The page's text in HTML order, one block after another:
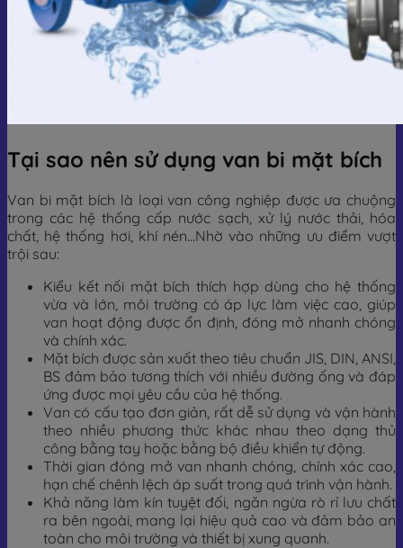
Tại sao nên sử dụng van bi mặt bích
Van bi mặt bích là loại van công nghiệp được ưa chuộng
trong các hệ thống cấp nước sạch, xử lý nước thải, hóa
chất, hệ thống hơi, khí nén…Nhờ vào những ưu điểm vượt
trội sau:
Kiểu kết nối mặt bích thích hợp dùng cho hệ thống
vừa và lớn, môi trường có áp lực làm việc cao, giúp
van hoạt động được ổn định, đóng mở nhanh chóng
và chính xác.
Mặt bích được sản xuất theo tiêu chuẩn JIS, DIN, ANSI,
BS đảm bảo tương thích với nhiều đường ống và đáp
ứng được mọi yêu cầu của hệ thống.
Van có cấu tạo đơn giản, rất dễ sử dụng và vận hành
theo nhiều phương thức khác nhau theo dạng thủ
công bằng tay hoặc bằng bộ điều khiển tự động.
Thời gian đóng mở van nhanh chóng, chính xác cao,
hạn chế chênh lệch áp suất trong quá trình vận hành.
Khả năng làm kín tuyệt đối, ngăn ngừa rò rỉ lưu chất
ra bên ngoài, mang lại hiệu quả cao và đảm bảo an
toàn cho môi trường và thiết bị xung quanh.